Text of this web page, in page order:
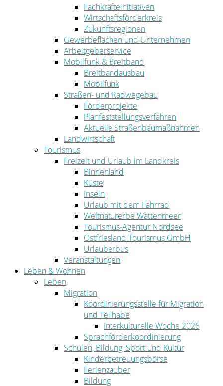
Fachkräfteinitiativen
Wirtschaftsförderkreis
Zukunftsregionen
Gewerbeflächen und Unternehmen
Arbeitgeberservice
Mobilfunk & Breitband
Breitbandausbau
Mobilfunk
Straßen- und Radwegebau
Förderprojekte
Planfeststellungsverfahren
Aktuelle Straßenbaumaßnahmen
Landwirtschaft
Tourismus
Freizeit und Urlaub im Landkreis
Binnenland
Küste
Inseln
Urlaub mit dem Fahrrad
Weltnaturerbe Wattenmeer
Tourismus-Agentur Nordsee
Ostfriesland Tourismus GmbH
Urlauberbus
Veranstaltungen
Leben & Wohnen
Leben
Migration
Koordinierungsstelle für Migration
und Teilhabe
Interkulturelle Woche 2026
Sprachförderkoordinierung
Schulen, Bildung, Sport und Kultur
Kinderbetreuungsbörse
Ferienzauber
Bildung